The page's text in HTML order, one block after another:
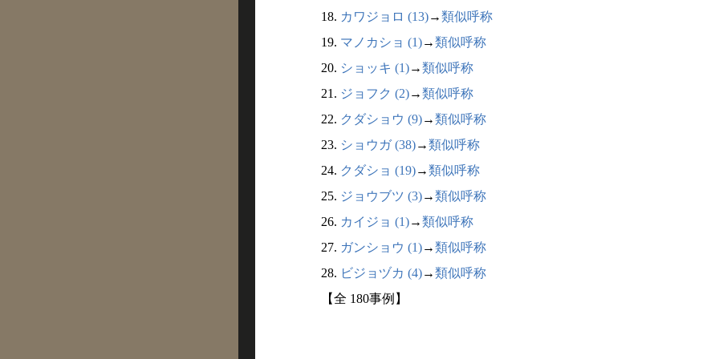
18. カワジョロ (13)→類似呼称
19. マノカショ (1)→類似呼称
20. ショッキ (1)→類似呼称
21. ジョフク (2)→類似呼称
22. クダショウ (9)→類似呼称
23. ショウガ (38)→類似呼称
24. クダショ (19)→類似呼称
25. ジョウブツ (3)→類似呼称
26. カイジョ (1)→類似呼称
27. ガンショウ (1)→類似呼称
28. ビジョヅカ (4)→類似呼称
【全 180事例】